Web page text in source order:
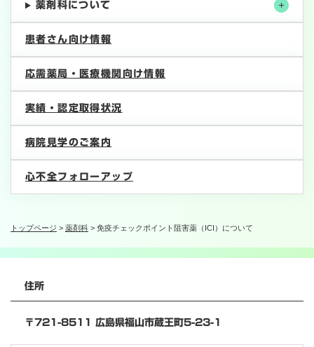
トップページ > 薬剤科 > 免疫チェックポイント阻害薬（ICI）について
薬剤科について
患者さん向け情報
応需薬局・医療機関向け情報
実績・認定取得状況
病院見学のご案内
心不全フォローアップ
住所
〒721-8511 広島県福山市蔵王町5-23-1